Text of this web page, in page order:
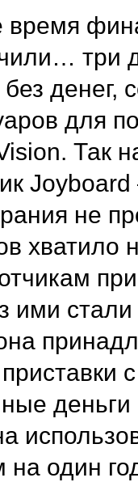
время
три
денег,
для
Так
не
хватило
ими
деньги
на один